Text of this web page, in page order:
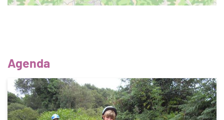
Agenda